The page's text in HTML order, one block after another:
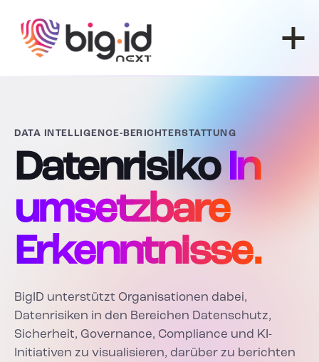
DATA INTELLIGENCE-BERICHTERSTATTUNG
DatenrisikoIn
umsetzbare
Erkenntnisse.
BigID unterstützt Organisationen dabei,
Datenrisiken in den Bereichen Datenschutz,
Sicherheit, Governance, Compliance und KI-
Initiativen zu visualisieren, darüber zu berichten